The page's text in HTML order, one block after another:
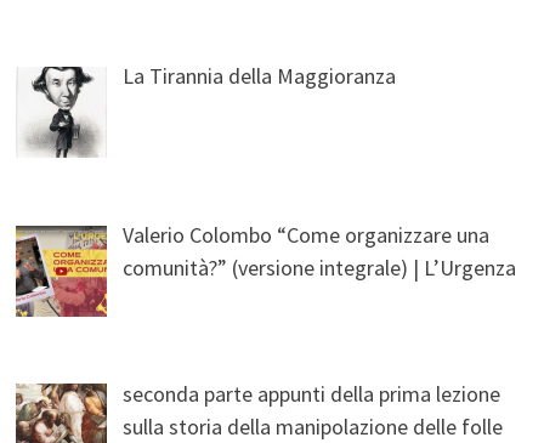
La Tirannia della Maggioranza
Valerio Colombo “Come organizzare una
comunità?” (versione integrale) | L’Urgenza
seconda parte appunti della prima lezione
sulla storia della manipolazione delle folle